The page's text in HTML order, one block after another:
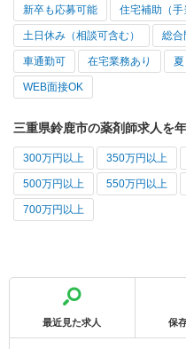
新卒も応募可能 住宅補助（手
土日休み（相談可含む） 総合
車通勤可 在宅業務あり
WEB面接OK
三重県鈴鹿市の薬剤師求人を
300万円以上 350万円以上
500万円以上 550万円以上
700万円以上
最近見た求人 保